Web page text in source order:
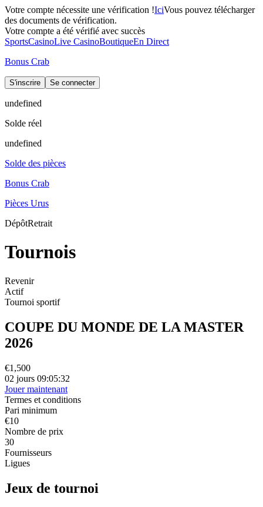
Votre compte nécessite une vérification !IciVous pouvez télécharger
des documents de vérification.
Votre compte a été vérifié avec succès
SportsCasinoLive CasinoBoutiqueEn Direct
Bonus Crab
S'inscrire Se connecter
undefined
Solde réel
undefined
Solde des pièces
Bonus Crab
Pièces Urus
DépôtRetrait
Tournois
Revenir
Actif
Tournoi sportif
COUPE DU MONDE DE LA MASTER
2026
€1,500
02 jours 09:05:32
Jouer maintenant
Termes et conditions
Pari minimum
€10
Nombre de prix
30
Fournisseurs
Ligues
Jeux de tournoi